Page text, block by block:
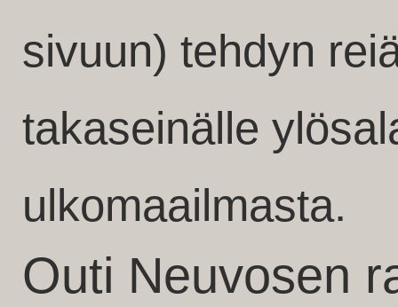
sivuun) tehdyn
takaseinälle
ulkomaailmasta.
Outi Neuvosen